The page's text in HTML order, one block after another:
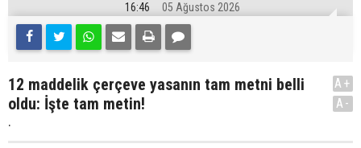
16:46 05 Ağustos 2026
12 maddelik çerçeve yasanın tam metni belli
oldu: İşte tam metin!
.
A+
A-